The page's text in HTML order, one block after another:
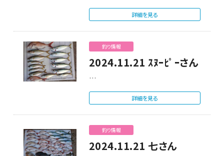
詳細を見る
釣り情報
2024.11.21 ｽﾇｰﾋﾟｰさん
…
詳細を見る
釣り情報
2024.11.21 七さん